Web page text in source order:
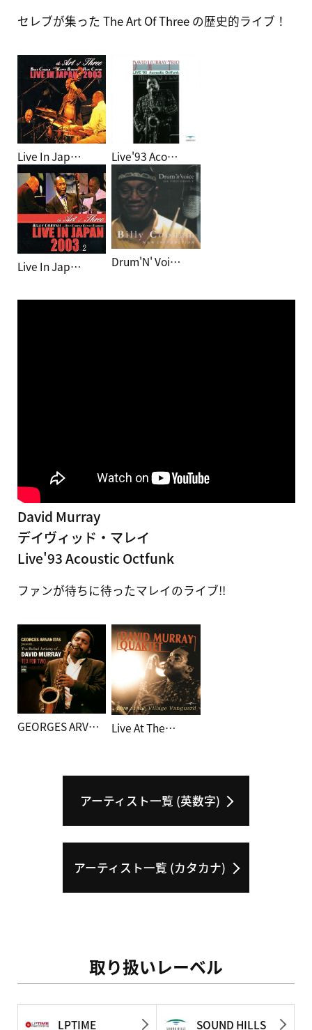
セレブが集った The Art Of Three の歴史的ライブ！
David Murray
デイヴィッド・マレイ
Live'93 Acoustic Octfunk
ファンが待ちに待ったマレイのライブ!!
Live In Jap…
Live In Jap… Drum'N' Voi…
Live'93 Aco…
GEORGES ARV… Live At The…
アーティスト一覧 (英数字)
アーティスト一覧 (カタカナ)
取り扱いレーベル
LPTIME SOUND HILLS